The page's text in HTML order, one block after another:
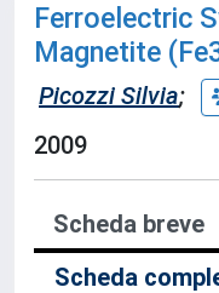
Ferroelectric
Magnetite
Picozzi Silvia;
2009
Scheda breve
Scheda